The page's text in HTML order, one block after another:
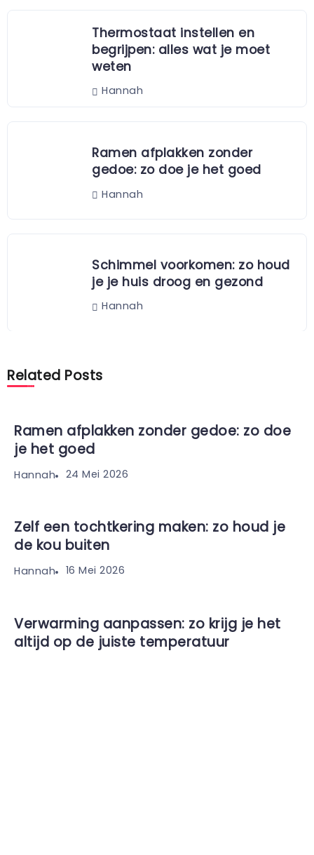
Thermostaat instellen en
begrijpen: alles wat je moet
weten
Hannah
Ramen afplakken zonder
gedoe: zo doe je het goed
Hannah
Schimmel voorkomen: zo houd
je je huis droog en gezond
Hannah
Related Posts
Ramen afplakken zonder gedoe: zo doe
je het goed
Hannah 24 Mei 2026
Zelf een tochtkering maken: zo houd je
de kou buiten
Hannah 16 Mei 2026
Verwarming aanpassen: zo krijg je het
altijd op de juiste temperatuur